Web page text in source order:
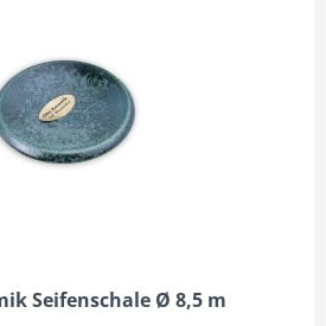
Seifenschale Ø 8,5 m